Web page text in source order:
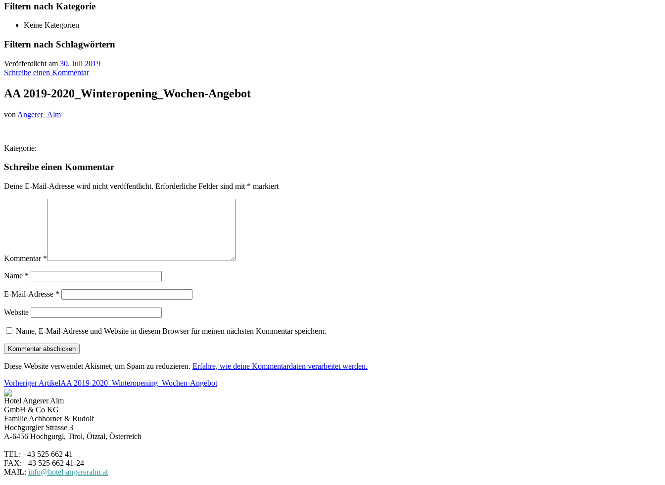
Filtern nach Kategorie
Keine Kategorien
Filtern nach Schlagwörtern
Veröffentlicht am 30. Juli 2019
Schreibe einen Kommentar
AA 2019-2020_Winteropening_Wochen-Angebot
von Angerer_Alm
Kategorie:
Schreibe einen Kommentar
Deine E-Mail-Adresse wird nicht veröffentlicht. Erforderliche Felder sind mit * markiert
Kommentar *
Name *
E-Mail-Adresse *
Website
Name, E-Mail-Adresse und Website in diesem Browser für meinen nächsten Kommentar speichern.
Diese Website verwendet Akismet, um Spam zu reduzieren. Erfahre, wie deine Kommentardaten verarbeitet werden.
Vorheriger ArtikelAA 2019-2020_Winteropening_Wochen-Angebot
Hotel Angerer Alm
GmbH & Co KG
Familie Achhorner & Rudolf
Hochgurgler Strasse 3
A-6456 Hochgurgl, Tirol, Ötztal, Österreich
TEL: +43 525 662 41
FAX: +43 525 662 41-24
MAIL: info@hotel-angereralm.at